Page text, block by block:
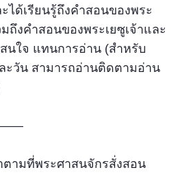
ได้เรียนรู้ถึงคำสอนของพระ
ถึงคำสอนของพระเยซูเจ้าและ
นใจ แทนการอ่าน (สำหรับ
ะวัน สามารถอ่านติดตามอ่าน
ตามที่พระศาสนจักรสั่งสอน